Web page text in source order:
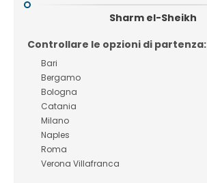
Sharm el-Sheikh
Controllare le opzioni di partenza:
Bari
Bergamo
Bologna
Catania
Milano
Naples
Roma
Verona Villafranca